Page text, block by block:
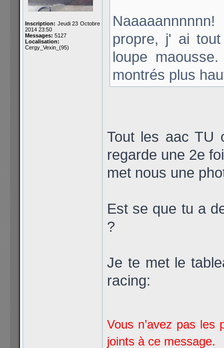
Inscription: Jeudi 23 Octobre
2014 23:50
Messages: 5127
Localisation:
Cergy_Vexin_(95)
propre, j' ai
loupe
montrés plus
Tout les aac TU
regarde une 2e
met nous une
Est se que tu a
?
Je te met le
racing:
Vous n’avez pas les
joints à ce message.